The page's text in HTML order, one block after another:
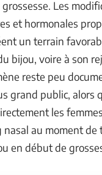
Les
et hormonales
un terrain
bijou, voire à son
reste peu
grand public, alors
les
nasal au moment de
en début de